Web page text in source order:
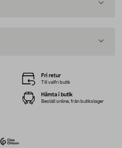
Fri retur
Till valfri butik
Hämta i butik
Beställ online, från butikslager